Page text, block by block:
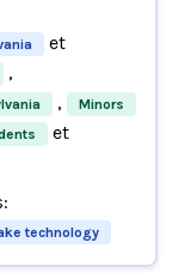
et
,
, Minors
et
technology